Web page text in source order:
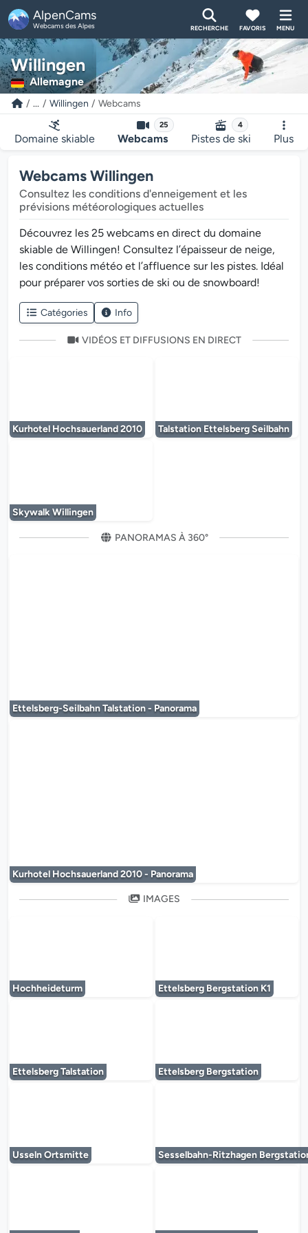
AlpenCams
Webcams des Alpes RECHERCHE FAVORIS MENU
Willingen
Allemagne
... Willingen Webcams
Domaine skiable
25
Webcams
4
Pistes de ski Plus
Webcams Willingen
Consultez les conditions d'enneigement et les
prévisions météorologiques actuelles
Découvrez les 25 webcams en direct du domaine
skiable de Willingen! Consultez l’épaisseur de neige,
les conditions météo et l’affluence sur les pistes. Idéal
pour préparer vos sorties de ski ou de snowboard!
Catégories Info
VIDÉOS ET DIFFUSIONS EN DIRECT
Kurhotel Hochsauerland 2010 Talstation Ettelsberg Seilbahn
Skywalk Willingen
PANORAMAS À 360°
Ettelsberg-Seilbahn Talstation - Panorama
Kurhotel Hochsauerland 2010 - Panorama
IMAGES
Hochheideturm Ettelsberg Bergstation K1
Ettelsberg Talstation Ettelsberg Bergstation
Usseln Ortsmitte Sesselbahn-Ritzhagen